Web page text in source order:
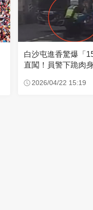
白沙屯進香驚爆「
直闖！員警下跪肉
2026/04/22 15:19